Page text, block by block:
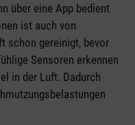
über eine App bedient
ist auch von
schon gereinigt, bevor
Sensoren erkennen
in der Luft. Dadurch